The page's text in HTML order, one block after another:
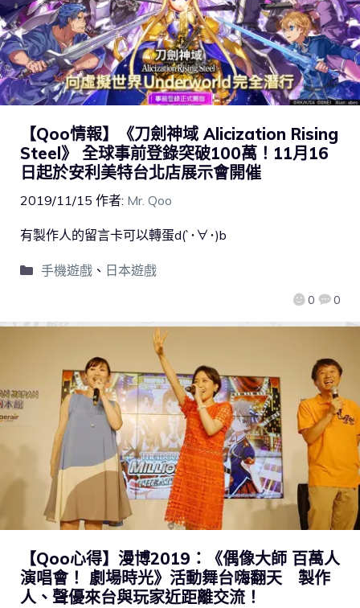
【Qoo情報】《刀劍神域 Alicization Rising
Steel》 全球事前登錄突破100萬！11月16
日起於安利美特台北店展示會開催
2019/11/15 作者: Mr. Qoo
0 0
有製作人的留言卡可以轉蛋d(`･∀･)b
手機遊戲、 日本遊戲
【Qoo心得】漫博2019：《偶像大師 百萬人
演唱會！ 劇場時光》活動舞台嗨翻天 製作
人、聲優來台與玩家近距離交流！